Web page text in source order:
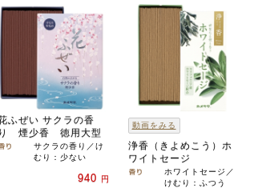
ふぜい サクラの香
り 煙少香 徳用大型
サクラの香り／け
むり：少ない
940
円
動画をみる
浄香（きよめこう）ホ
ワイトセージ
ホワイトセージ／
けむり：ふつう